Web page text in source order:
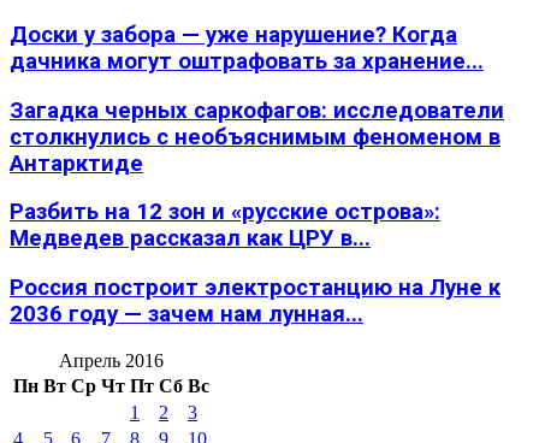
Доски у забора — уже нарушение? Когда
дачника могут оштрафовать за хранение...
Загадка черных саркофагов: исследователи
столкнулись с необъяснимым феноменом в
Антарктиде
Разбить на 12 зон и «русские острова»:
Медведев рассказал как ЦРУ в...
Россия построит электростанцию на Луне к
2036 году — зачем нам лунная...
Апрель 2016
Пн Вт Ср Чт Пт Сб Вс
1
2
3
4
5 6 7 8 9
10